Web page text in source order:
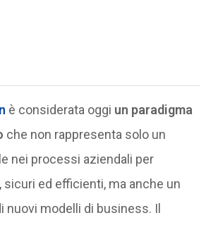
è considerata oggi un paradigma
che non rappresenta solo un
nei processi aziendali per
sicuri ed efficienti, ma anche un
nuovi modelli di business. Il